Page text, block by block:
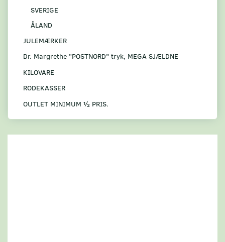
SVERIGE
ÅLAND
JULEMÆRKER
Dr. Margrethe "POSTNORD" tryk, MEGA SJÆLDNE
KILOVARE
RODEKASSER
OUTLET MINIMUM ½ PRIS.